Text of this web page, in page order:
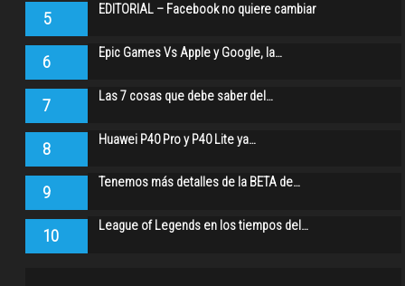
5 EDITORIAL – Facebook no quiere cambiar
6 Epic Games Vs Apple y Google, la…
7 Las 7 cosas que debe saber del…
8 Huawei P40 Pro y P40 Lite ya…
9 Tenemos más detalles de la BETA de…
10 League of Legends en los tiempos del…